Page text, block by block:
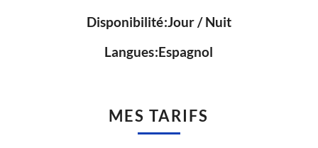
Disponibilité Jour / Nuit
Langues Espagnol
MES TARIFS